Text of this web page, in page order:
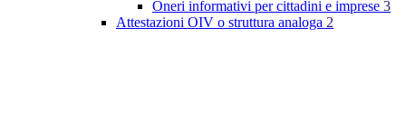
Oneri informativi per cittadini e imprese 3
Attestazioni OIV o struttura analoga 2